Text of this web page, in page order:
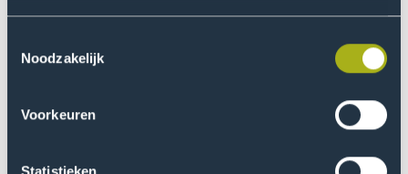
Noodzakelijk
Voorkeuren
door bijvoorbeeld armoede,
slechte huisvesting en
bevindingen?